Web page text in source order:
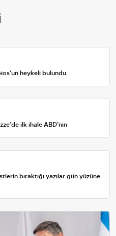
heykeli bulundu
ilk ihale ABD’nin
bıraktığı yazılar gün yüzüne